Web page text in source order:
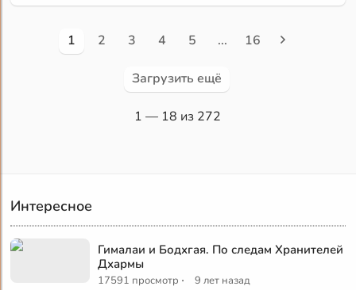
1 2 3 4 5 ... 16
Загрузить ещё
1 — 18 из 272
Интересное
Гималаи и Бодхгая. По следам Хранителей
Дхармы
17591 просмотр · 9 лет назад